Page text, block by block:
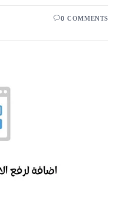
0 COMMENTS